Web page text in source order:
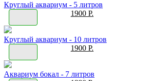
Круглый аквариум - 5 литров
1900 Р.
Круглый аквариум - 10 литров
1900 Р.
Аквариум бокал - 7 литров